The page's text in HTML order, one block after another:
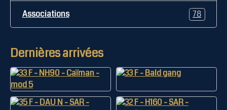
Associations 78
Dernières arrivées